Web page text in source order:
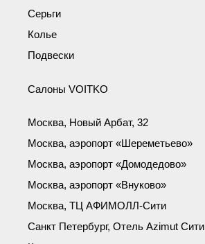
Серьги
Колье
Подвески
Салоны VOITKO
Москва, Новый Арбат, 32
Москва, аэропорт «Шереметьево»
Москва, аэропорт «Домодедово»
Москва, аэропорт «Внуково»
Москва, ТЦ АФИМОЛЛ-Сити
Санкт Петербург, Отель Azimut Сити